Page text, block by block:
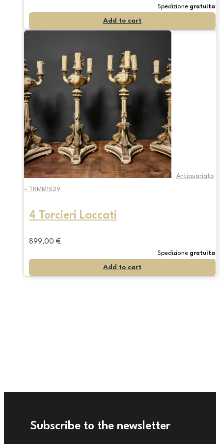
Spedizione gratuita
Add to cart
Antiquariato
- TRMM1529
4 Torcieri Laccati
899,00 €
Spedizione gratuita
Add to cart
Subscribe to the newsletter